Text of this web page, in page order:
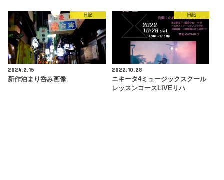
日記
2024.2.15
新作泊まり呑み画像
日記
2022.10.28
ニキータ4ミュージックスクール
レッスンコースLIVEリハ